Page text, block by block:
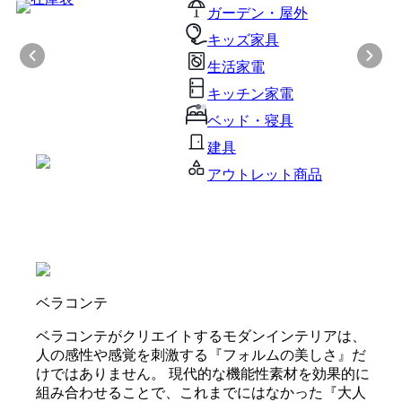
ガーデン・屋外
キッズ家具
生活家電
キッチン家電
ベッド・寝具
建具
アウトレット商品
ベラコンテ
ベラコンテがクリエイトするモダンインテリアは、
人の感性や感覚を刺激する『フォルムの美しさ』だ
けではありません。 現代的な機能性素材を効果的に
組み合わせることで、これまでにはなかった『大人